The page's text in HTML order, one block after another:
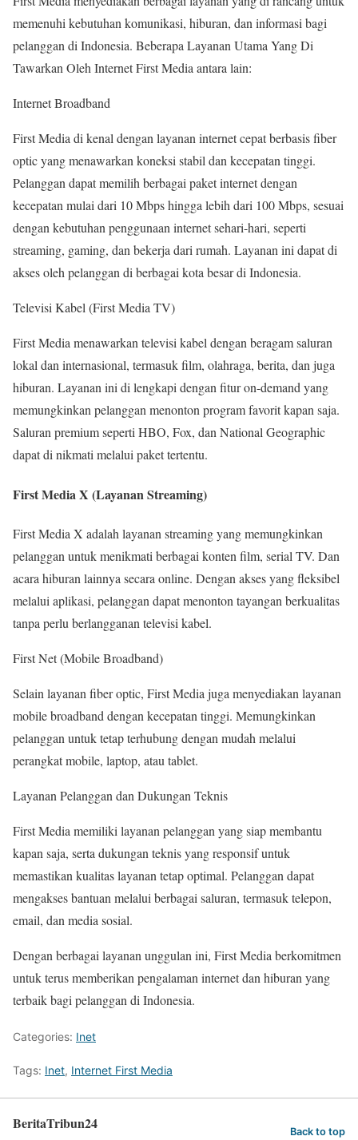
memenuhi kebutuhan komunikasi, hiburan, dan informasi bagi
pelanggan di Indonesia. BeberapaLayanan Utama Yang Di
Tawarkan Oleh Internet First Mediaantara lain:
Internet Broadband
First Media di kenal dengan layanan internet cepat berbasis fiber
optic yang menawarkan koneksi stabil dan kecepatan tinggi.
Pelanggan dapat memilih berbagai paket internet dengan
kecepatan mulai dari 10 Mbps hingga lebih dari 100 Mbps, sesuai
dengan kebutuhan penggunaan internet sehari-hari, seperti
streaming, gaming, dan bekerja dari rumah. Layanan ini dapat di
akses oleh pelanggan di berbagai kota besar di Indonesia.
Televisi Kabel (First Media TV)
First Media menawarkan televisi kabel dengan beragam saluran
lokal dan internasional, termasuk film, olahraga, berita, dan juga
hiburan. Layanan ini di lengkapi dengan fitur on-demand yang
memungkinkan pelanggan menonton program favorit kapan saja.
Saluran premium seperti HBO, Fox, dan National Geographic
dapat di nikmati melalui paket tertentu.
First Media X (Layanan Streaming)
First Media X adalah layanan streaming yang memungkinkan
pelanggan untuk menikmati berbagai konten film, serial TV. Dan
acara hiburan lainnya secara online. Dengan akses yang fleksibel
melalui aplikasi, pelanggan dapat menonton tayangan berkualitas
tanpa perlu berlangganan televisi kabel.
First Net (Mobile Broadband)
Selain layanan fiber optic, First Media juga menyediakan layanan
mobile broadband dengan kecepatan tinggi. Memungkinkan
pelanggan untuk tetap terhubung dengan mudah melalui
perangkat mobile, laptop, atau tablet.
Layanan Pelanggan dan Dukungan Teknis
First Media memiliki layanan pelanggan yang siap membantu
kapan saja, serta dukungan teknis yang responsif untuk
memastikan kualitas layanan tetap optimal. Pelanggan dapat
mengakses bantuan melalui berbagai saluran, termasuk telepon,
email, dan media sosial.
Dengan berbagai layanan unggulan ini, First Media berkomitmen
untuk terus memberikan pengalaman internet dan hiburan yang
terbaik bagi pelanggan di Indonesia.
Categories: Inet
Tags: Inet, Internet First Media
BeritaTribun24 Back to top